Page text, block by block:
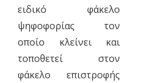
ειδικό φάκελο
ψηφοφορίας τον
οποίο κλείνει και
τοποθετεί στον
φάκελο επιστροφής